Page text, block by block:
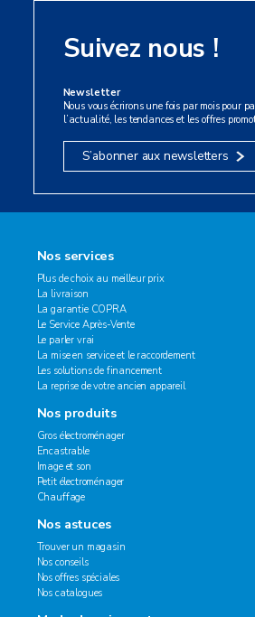
Suivez nous !
Newsletter
Nous vous écrirons une fois par mois pour
l’actualité, les tendances et les offres
S’abonner aux newsletters
Nos services
Plus de choix au meilleur prix
La livraison
La garantie COPRA
Le Service Après-Vente
Le parler vrai
La mise en service et le raccordement
Les solutions de financement
La reprise de votre ancien appareil
Nos produits
Gros électroménager
Encastrable
Image et son
Petit électroménager
Chauffage
Nos astuces
Trouver un magasin
Nos conseils
Nos offres spéciales
Nos catalogues